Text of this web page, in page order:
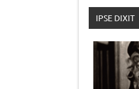
IPSE DIXIT